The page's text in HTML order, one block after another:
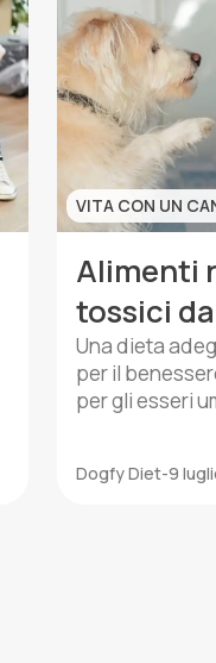
non […]
VITA CON UN
Alimenti
tossici
nostri
Una dieta
per il
per gli esseri
immunitario e
Dogfy Diet-9